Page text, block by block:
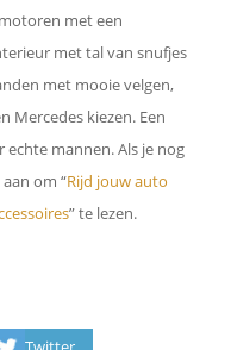
met een
met tal van snufjes
met mooie velgen,
Mercedes kiezen. Een
mannen. Als je nog
om “Rijd jouw auto
” te lezen.